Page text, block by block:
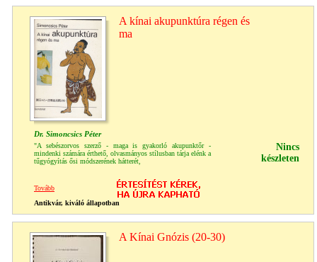
A kínai akupunktúra régen és
ma
Dr. Simoncsics Péter
"A sebészorvos szerző - maga is gyakorló akupunktőr -
mindenki számára érthető, olvasmányos stílusban tárja elénk a
tűgyógyítás ősi módszerének hátterét,
Nincs
készleten
Tovább
Antikvár, kiváló állapotban
A Kínai Gnózis (20-30)